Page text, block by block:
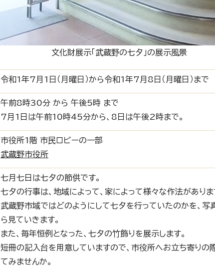
文化財展示「武蔵野の七夕」の展示風景
令和1年7月1日（月曜日）から令和1年7月8日（月曜日）まで
午前8時30分 から 午後5時 まで
7月1日は午前10時45分から、8日は午後2時まで。
市役所1階 市民ロビーの一部
武蔵野市役所
七月七日は七夕の節供です。
七夕の行事は、地域によって、家によって様々な作法がありま
武蔵野市域ではどのようにして七夕を行っていたのかを、写
ら見ていきます。
また、毎年恒例となった、七夕の竹飾りを展示します。
短冊の記入台を用意していますので、市役所へお立ち寄りの
てみませんか。